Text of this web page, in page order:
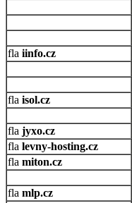
iinfo.cz
isol.cz
jyxo.cz
levny-hosting.cz
miton.cz
mlp.cz